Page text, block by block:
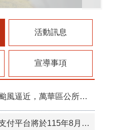
活動訊息
宣導事項
近，萬華區公所強化巡查作業】
9日（星期日）上午10時30分至下午1時30分進行系統維護作業